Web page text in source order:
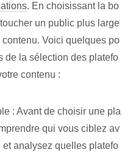
. En choisissant la bo
un public plus large
contenu. Voici quelques po
de la sélection des platefo
contenu :
: Avant de choisir une pla
qui vous ciblez av
analysez quelles platefo